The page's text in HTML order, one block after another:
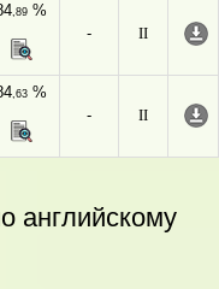
,89 %
-
II
,63 %
-
II
английскому